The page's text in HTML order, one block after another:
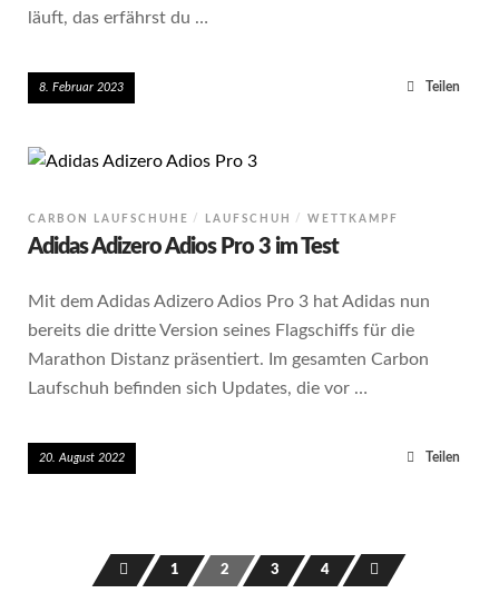
läuft, das erfährst du …
8. Februar 2023 Teilen
CARBON LAUFSCHUHE LAUFSCHUH WETTKAMPF
Adidas Adizero Adios Pro 3 im Test
Mit dem Adidas Adizero Adios Pro 3 hat Adidas nun
bereits die dritte Version seines Flagschiffs für die
Marathon Distanz präsentiert. Im gesamten Carbon
Laufschuh befinden sich Updates, die vor …
20. August 2022 Teilen
1 2 3 4